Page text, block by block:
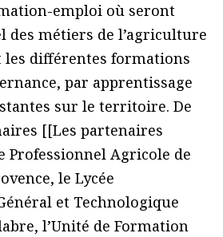
emploi où seront
des métiers de l’agriculture
les différentes formations
par apprentissage
sur le territoire. De
[[Les partenaires
Professionnel Agricole de
le Lycée
et Technologique
l’Unité de Formation